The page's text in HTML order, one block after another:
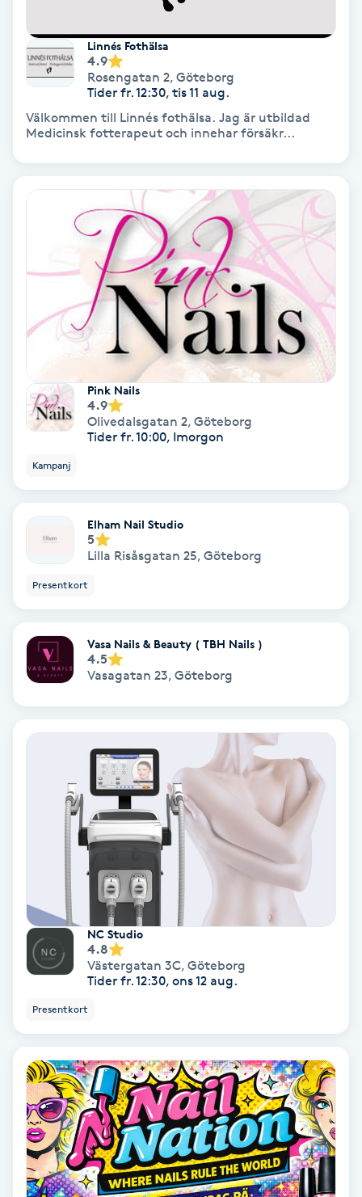
Nagelförlängning
Nagelförlängning glasfiber
Nagelförlängning silke
Nagelförstärkning
Nagelklippning
Nagelsvamp
Nageltrång
Nagelvård
Naglar reparation
Navelpiercing
Ny frisyr
Olaplexbehandling
Ombre brows
Ombre naglar
Ortobionomi
Ortopedi
Osteopati
Linnés Fothälsa
4.9
Rosengatan 2, Göteborg
Tider fr. 12:30, tis 11 aug.
Välkommen till Linnés fothälsa. Jag är utbildad
Medicinsk fotterapeut och innehar försäkr...
Pink Nails
4.9
Olivedalsgatan 2, Göteborg
Tider fr. 10:00, Imorgon
Kampanj
Elham Nail Studio
5
Lilla Risåsgatan 25, Göteborg
Presentkort
Vasa Nails & Beauty ( TBH Nails )
4.5
Vasagatan 23, Göteborg
NC Studio
4.8
Västergatan 3C, Göteborg
Tider fr. 12:30, ons 12 aug.
Presentkort